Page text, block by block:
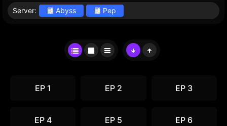
Server: Abyss Pep
EP 1 EP 2 EP 3
EP 4 EP 5 EP 6